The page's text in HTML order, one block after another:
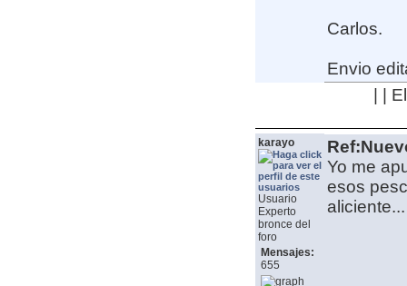
Carlos.
Envio
| |
karayo
Usuario
Experto
bronce del
foro
Mensajes:
655
Yo me
esos